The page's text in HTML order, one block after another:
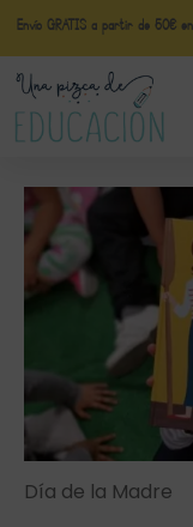
Envío GRATIS a partir de 50€
Día de la Madre